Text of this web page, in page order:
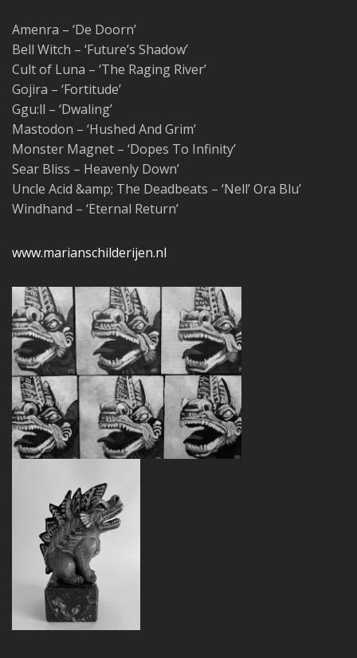
Amenra – ‘De Doorn’
Bell Witch – ‘Future’s Shadow’
Cult of Luna – ‘The Raging River’
Gojira – ‘Fortitude’
Ggu:ll – ‘Dwaling’
Mastodon – ‘Hushed And Grim’
Monster Magnet – ‘Dopes To Infinity’
Sear Bliss – Heavenly Down’
Uncle Acid &amp; The Deadbeats – ‘Nell’ Ora Blu’
Windhand – ‘Eternal Return’
www.marianschilderijen.nl